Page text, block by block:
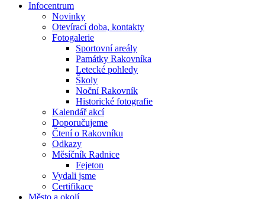
Infocentrum
Novinky
Otevírací doba, kontakty
Fotogalerie
Sportovní areály
Památky Rakovníka
Letecké pohledy
Školy
Noční Rakovník
Historické fotografie
Kalendář akcí
Doporučujeme
Čtení o Rakovníku
Odkazy
Měsíčník Radnice
Fejeton
Vydali jsme
Certifikace
Město a okolí